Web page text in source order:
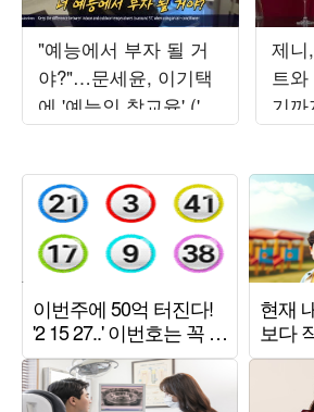
"예능에서 부자 될 거
야?"…문세윤, 이기택
에 '예능인 참교육' ('1
박 2일')
제니
트
기까